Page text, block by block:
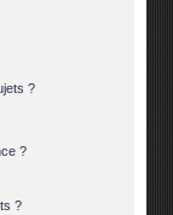
?
?
?